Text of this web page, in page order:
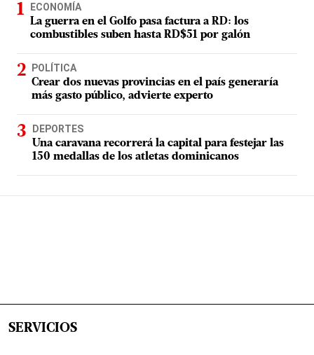
ECONOMÍA
La guerra en el Golfo pasa factura a RD: los
combustibles suben hasta RD$51 por galón
POLÍTICA
Crear dos nuevas provincias en el país generaría
más gasto público, advierte experto
DEPORTES
Una caravana recorrerá la capital para festejar las
150 medallas de los atletas dominicanos
SERVICIOS